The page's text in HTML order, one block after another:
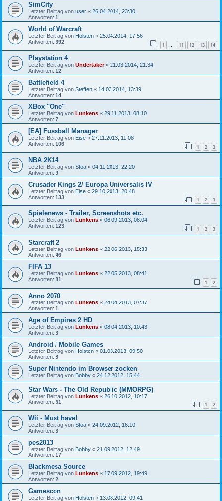
SimCity
Letzter Beitrag von user « 26.04.2014, 23:30
Antworten: 1
World of Warcraft
Letzter Beitrag von Holsten « 25.04.2014, 17:56
Antworten: 692 1 … 11 12 13 14
Playstation 4
Letzter Beitrag von Undertaker« 21.03.2014, 21:34
Antworten: 12
Battlefield 4
Letzter Beitrag von Steffen « 14.03.2014, 13:39
Antworten: 14
XBox "One"
Letzter Beitrag von Lunkens « 29.11.2013, 08:10
Antworten: 7
[EA] Fussball Manager
Letzter Beitrag von Eise « 27.11.2013, 11:08
Antworten: 106 1 2 3
NBA 2K14
Letzter Beitrag von Stoa « 04.11.2013, 22:20
Antworten: 9
Crusader Kings 2/ Europa Universalis IV
Letzter Beitrag von Eise « 29.10.2013, 20:48
Antworten: 133 1 2 3
Spielenews - Trailer, Screenshots etc.
Letzter Beitrag von Lunkens « 06.09.2013, 08:04
Antworten: 123 1 2 3
Starcraft 2
Letzter Beitrag von Lunkens « 22.06.2013, 15:33
Antworten: 46
FIFA 13
Letzter Beitrag von Lunkens « 22.05.2013, 08:41
Antworten: 81 1 2
Anno 2070
Letzter Beitrag von Lunkens « 24.04.2013, 07:37
Antworten: 1
Age of Empires 2 HD
Letzter Beitrag von Lunkens « 08.04.2013, 10:43
Antworten: 3
Android / Mobile Games
Letzter Beitrag von Holsten « 01.03.2013, 09:50
Antworten: 8
Super Nintendo im Browser zocken
Letzter Beitrag von Bobby « 24.12.2012, 15:44
Star Wars - The Old Republic (MMORPG)
Letzter Beitrag von Lunkens « 26.10.2012, 10:17
Antworten: 61 1 2
Wii - Must have!
Letzter Beitrag von Stoa « 24.09.2012, 16:10
Antworten: 3
pes2013
Letzter Beitrag von Bobby « 21.09.2012, 12:49
Antworten: 17
Blackmesa Source
Letzter Beitrag von Lunkens « 17.09.2012, 19:49
Antworten: 2
Gamescon
Letzter Beitrag von Holsten « 13.08.2012, 09:41